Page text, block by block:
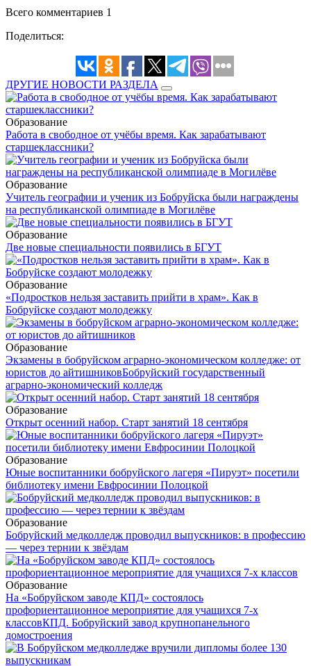
Всего комментариев 1
Поделиться:
ДРУГИЕ НОВОСТИ РАЗДЕЛА
Образование
Работа в свободное от учёбы время. Как зарабатывают
старшеклассники?
Образование
Учитель географии и ученик из Бобруйска были награждены
на республиканской олимпиаде в Могилёве
Образование
Две новые специальности появились в БГУТ
Образование
«Подростков нельзя заставить прийти в храм». Как в
Бобруйске создают молодежку
Образование
Экзамены в бобруйском аграрно-экономическом колледже: от
юристов до айтишниковБобруйский государственный
аграрно-экономический колледж
Образование
Открыт осенний набор. Старт занятий 18 сентября
Образование
Юные воспитанники бобруйского лагеря «Пируэт» посетили
библиотеку имени Евфросинии Полоцкой
Образование
Бобруйский медколледж проводил выпускников: в профессию
— через тернии к звёздам
Образование
На «Бобруйском заводе КПД» состоялось
профориентационное мероприятие для учащихся 7-х
классовКПД. Бобруйский завод крупнопанельного
домостроения